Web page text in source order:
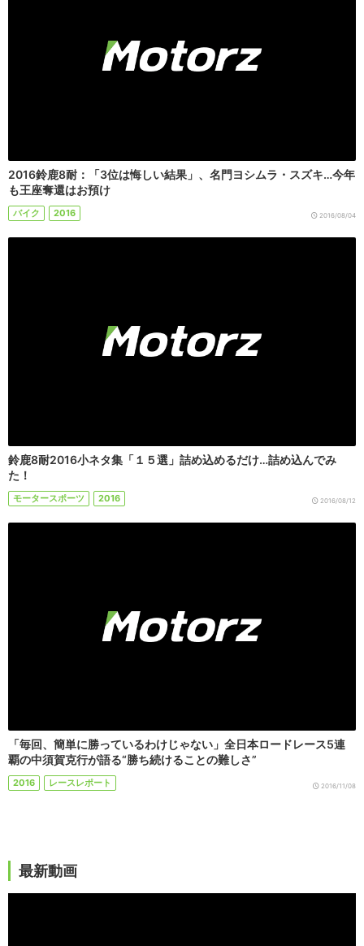
2016鈴鹿8耐：「3位は悔しい結果」、名門ヨシムラ・スズキ…今年
も王座奪還はお預け
バイク 2016 2016/08/04
鈴鹿8耐2016小ネタ集「１５選」詰め込めるだけ…詰め込んでみ
た！
モータースポーツ 2016 2016/08/12
「毎回、簡単に勝っているわけじゃない」全日本ロードレース5連
覇の中須賀克行が語る“勝ち続けることの難しさ”
2016 レースレポート 2016/11/08
最新動画